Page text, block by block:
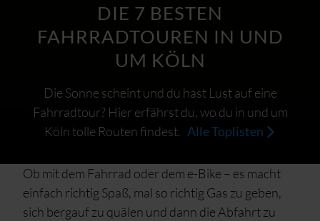
DIE 7 BESTEN
FAHRRADTOUREN IN UND
UM KÖLN
Die Sonne scheint und du hast Lust auf eine
Fahrradtour? Hier erfährst du, wo du in und um
Köln tolle Routen findest. Alle Toplisten
Ob mit dem Fahrrad oder dem e-Bike – es macht
einfach richtig Spaß, mal so richtig Gas zu geben,
sich bergauf zu quälen und dann die Abfahrt zu